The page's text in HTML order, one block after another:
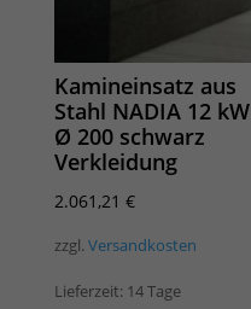
Kamineinsatz aus
Stahl NADIA 12 kW
Ø 200 schwarz
Verkleidung
2.061,21 €
zzgl. Versandkosten
Lieferzeit: 14 Tage